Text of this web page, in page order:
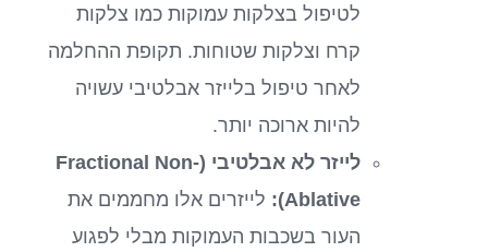
לטיפול בצלקות עמוקות כמו צלקות
קרח וצלקות שטוחות. תקופת ההחלמה
לאחר טיפול בלייזר אבלטיבי עשויה
להיות ארוכה יותר.
לייזר לא אבלטיבי (Fractional Non-
Ablative):
לייזרים אלו מחממים את
העור בשכבות העמוקות מבלי לפגוע